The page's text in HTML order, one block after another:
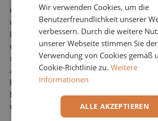
und Dienstleistungen an. Das
umfangreiches Angebot an
Lagerverwaltungslösungen, darunter
umfassende Individuallösungen als auch
standardisierte Lösungen, die auf
Anforderungen zugeschnitten sind.
Fachwissens im Bereich Logistik und der
hergestellten Hardware kann
und die Effizienz von über 160 Kunden
Wir verwenden Cookies, um die
Benutzerfreundlichkeit unserer
verbessern. Durch die weitere
unserer Webseite stimmen Sie der
Verwendung von Cookies gemäß
Cookie-Richtlinie zu. Weitere
Informationen
ALLE AKZEPTIEREN